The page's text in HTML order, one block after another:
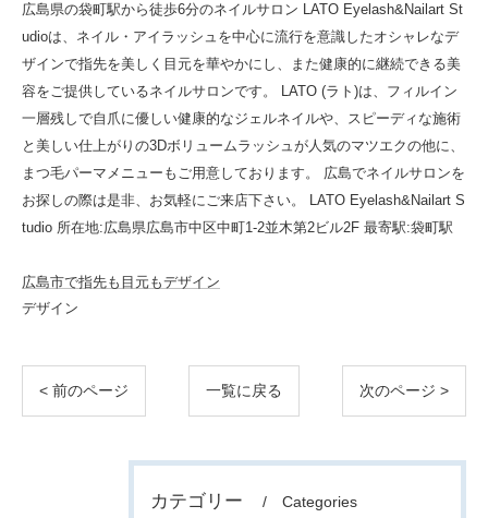
広島県の袋町駅から徒歩6分のネイルサロン LATO Eyelash&Nailart St
udioは、ネイル・アイラッシュを中心に流行を意識したオシャレなデ
ザインで指先を美しく目元を華やかにし、また健康的に継続できる美
容をご提供しているネイルサロンです。 LATO (ラト)は、フィルイン
一層残しで自爪に優しい健康的なジェルネイルや、スピーディな施術
と美しい仕上がりの3Dボリュームラッシュが人気のマツエクの他に、
まつ毛パーマメニューもご用意しております。 広島でネイルサロンを
お探しの際は是非、お気軽にご来店下さい。 LATO Eyelash&Nailart S
tudio 所在地:広島県広島市中区中町1-2並木第2ビル2F 最寄駅:袋町駅
広島市で指先も目元もデザイン
デザイン
< 前のページ 一覧に戻る 次のページ >
カテゴリー Categories